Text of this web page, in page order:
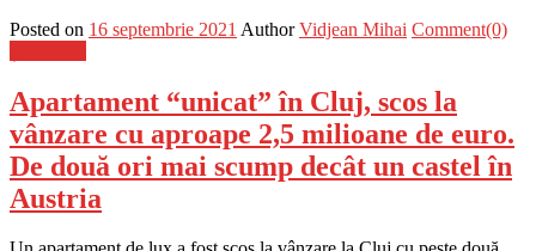
Posted on 16 septembrie 2021 Author Vidjean Mihai Comment(0)
Apartament “unicat” în Cluj, scos la
vânzare cu aproape 2,5 milioane de euro.
De două ori mai scump decât un castel în
Austria